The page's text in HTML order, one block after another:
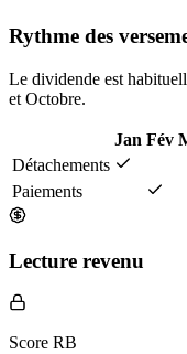
Rythme des
Le dividende est
et Octobre.
Jan Fév
Détachements
Paiements
Lecture revenu
Score RB